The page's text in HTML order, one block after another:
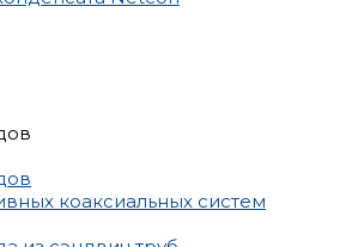
коаксиальных систем